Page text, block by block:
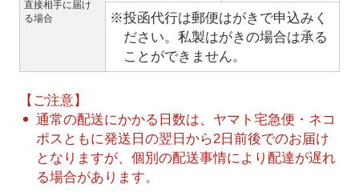
直接相手に届け
る場合
※投函代行は郵便はがきで申込みく
ださい。私製はがきの場合は承る
ことができません。
【ご注意】
通常の配送にかかる日数は、ヤマト宅急便・ネコ
ポスともに発送日の翌日から2日前後でのお届け
となりますが、個別の配送事情により配達が遅れ
る場合があります。